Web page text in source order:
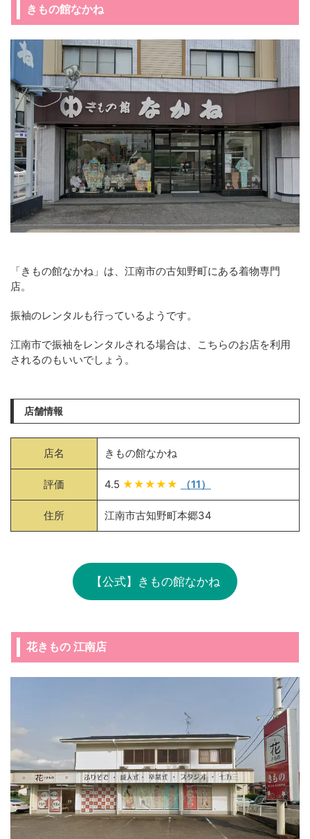
きもの館なかね
「きもの館なかね」は、江南市の古知野町にある着物専門
店。
振袖のレンタルも行っているようです。
江南市で振袖をレンタルされる場合は、こちらのお店を利用
されるのもいいでしょう。
店舗情報
店名 きもの館なかね
評価 4.5 ★★★★★ （11）
住所 江南市古知野町本郷34
【公式】きもの館なかね
花きもの 江南店